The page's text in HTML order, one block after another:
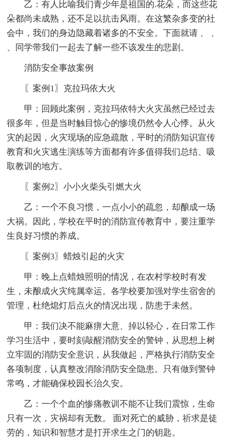
乙：有人比喻我们青少年是祖国的.花朵，而这些花
朵都尚未成熟，还不足以抗击风雨。在这繁杂多变的社
会中，我们的身边隐藏着诸多的不安全。下面就请 、 、
、同学带我们一起去了解一些不该发生的悲剧。
消防安全事故案例
〖案例1〗克拉玛依大火
甲：回顾此案例，克拉玛依特大火灾虽然已经过去
很多年，但是当时触目惊心的惨境仍然令人心悸。从火
灾的起因，火灾现场的应急疏散，平时的消防知识宣传
教育和火灾逃生演练等方面都有许多值得我们总结、吸
取教训的地方。
〖案例2〗小小火柴头引燃大火
乙：一个不良习惯，一点小小的疏忽，却酿成一场
大祸。因此，学校在平时的消防宣传教育中，要注重学
生良好习惯的养成。
〖案例3〗蜡烛引起的火灾
甲：晚上点蜡烛照明的情况，在农村学校时有发
生，未酿成火灾纯属幸运。各学校要加强对学生宿舍的
管理，杜绝熄灯后点火的情况出现，防患于未然。
甲：我们决不能麻痹大意、掉以轻心，在日常工作
学习生活中，要时刻敲醒消防安全的警钟，从思想上树
立牢固的消防安全意识，从我做起，严格执行消防安全
各项制度，认真整改消除消防安全隐患。只有做到警钟
常鸣，才能确保校园长治久安。
乙：一个个血的惨痛教训不能不让我们震惊，生命
只有一次，灾祸却有无数。 面对死亡的威胁，祈求是徒
劳的，知识和智慧才是打开求生之门的钥匙。